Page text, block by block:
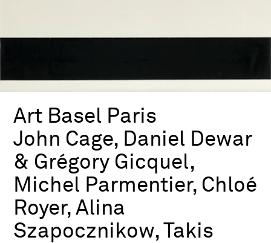
Art Basel Paris
John Cage, Daniel Dewar
& Grégory Gicquel,
Michel Parmentier, Chloé
Royer, Alina
Szapocznikow, Takis